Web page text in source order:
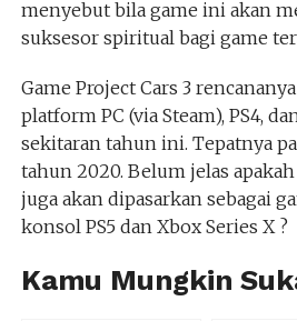
menyebut bila game ini akan
suksesor spiritual bagi game
Game Project Cars 3
platform PC (via Steam), PS4,
sekitaran tahun ini. Tepatnya
tahun 2020. Belum jelas
juga akan dipasarkan sebagai
konsol PS5 dan Xbox Series X ?
Kamu Mungkin